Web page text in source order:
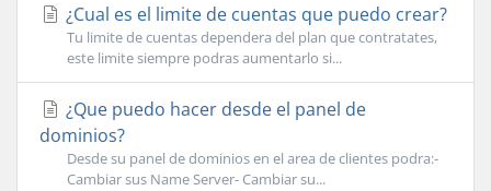
¿Cual es el limite de cuentas que puedo crear?
Tu limite de cuentas dependera del plan que contratates,
este limite siempre podras aumentarlo si...
¿Que puedo hacer desde el panel de
dominios?
Desde su panel de dominios en el area de clientes podra:-
Cambiar sus Name Server- Cambiar su...